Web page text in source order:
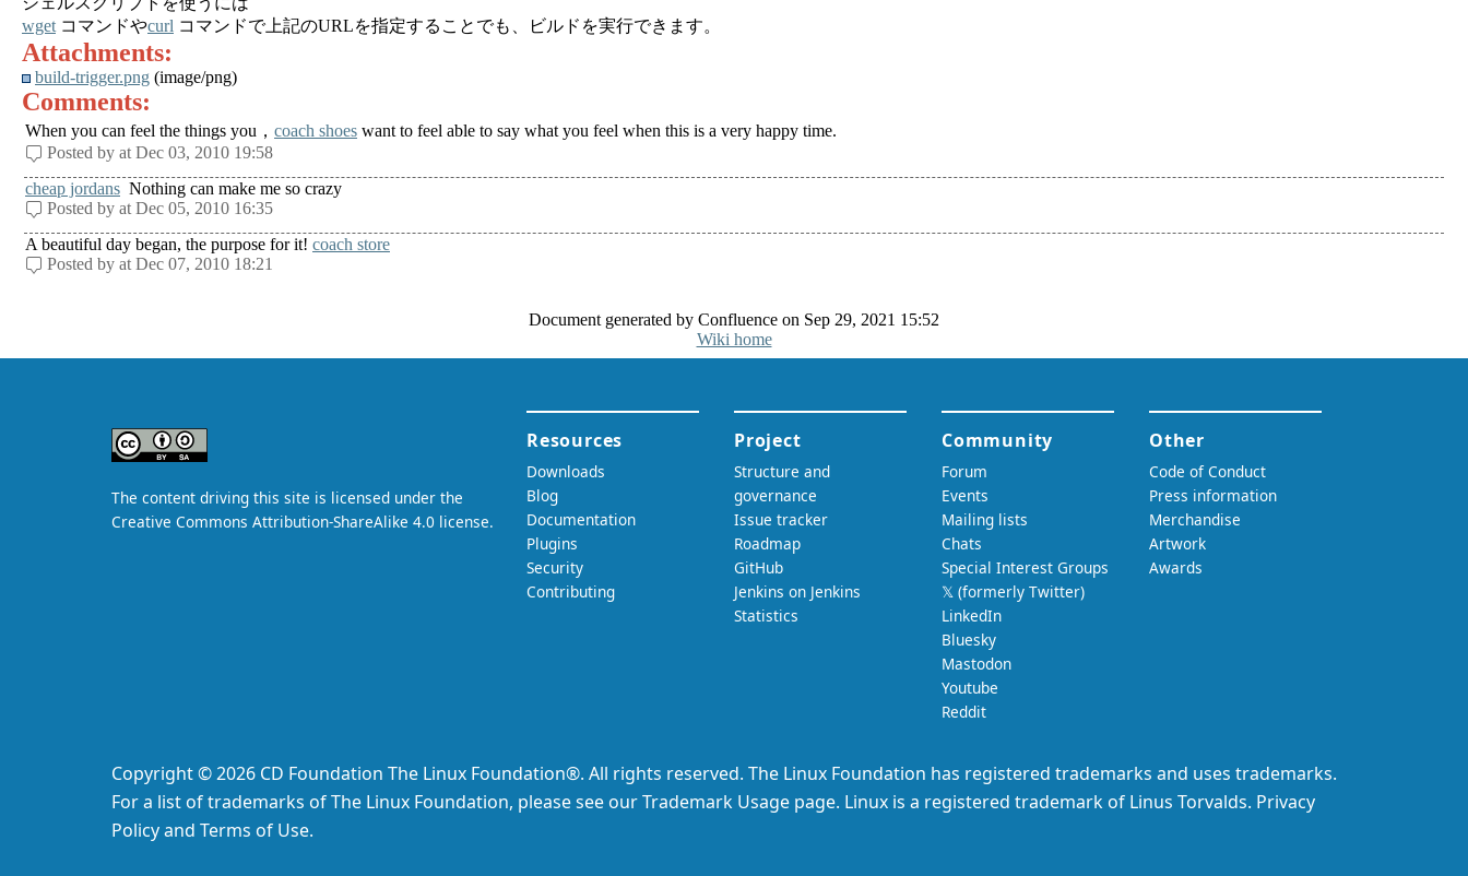
wget コマンドやcurl コマンドで上記のURLを指定することでも、ビルドを実行できます。
Attachments:
build-trigger.png (image/png)
Comments:
When you can feel the things you， coach shoes want to feel able to say what you feel when this is a very happy time.
Posted by at Dec 03, 2010 19:58
cheap jordans Nothing can make me so crazy
Posted by at Dec 05, 2010 16:35
A beautiful day began, the purpose for it! coach store
Posted by at Dec 07, 2010 18:21
Document generated by Confluence on Sep 29, 2021 15:52
Wiki home